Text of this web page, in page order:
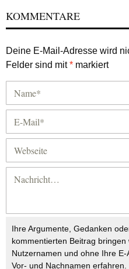
KOMMENTARE
Deine E-Mail-Adresse wird
Felder sind mit* markiert
Ihre Argumente, Gedanken
kommentierten Beitrag
Nutzernamen und ohne Ihre
Vor- und Nachnamen erfahren.